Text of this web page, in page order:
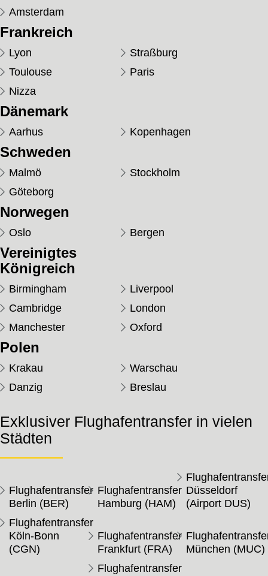
Amsterdam
Frankreich
Lyon
Straßburg
Toulouse
Paris
Nizza
Dänemark
Aarhus Kopenhagen
Schweden
Malmö
Stockholm
Göteborg
Norwegen
Oslo Bergen
Vereinigtes
Königreich
Birmingham
Liverpool
Cambridge
London
Manchester
Oxford
Polen
Krakau
Warschau
Danzig
Breslau
Exklusiver Flughafentransfer in vielen
Städten
Flughafentransfer
Berlin (BER)
Flughafentransfer
Hamburg (HAM)
Düsseldorf
(Airport DUS)
Flughafentransfer
Köln-Bonn
(CGN)
Flughafentransfer
Frankfurt (FRA)
München (MUC)
Flughafentransfer